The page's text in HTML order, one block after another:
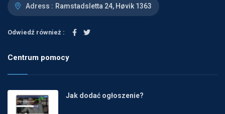
Adress : Ramstadsletta 24, Høvik 1363
Odwiedź również :
Centrum pomocy
Jak dodać ogłoszenie?